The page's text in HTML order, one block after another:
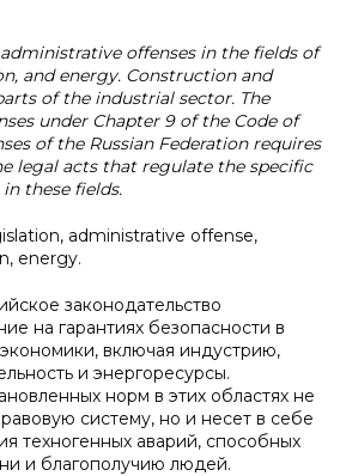
offenses in the fields of
and energy. Construction and
of the industrial sector. The
under Chapter 9 of the Code of
of the Russian Federation requires
legal acts that regulate the specific
these fields.
administrative offense,
energy.
законодательство
на гарантиях безопасности в
включая индустрию,
и энергоресурсы.
норм в этих областях не
систему, но и несет в себе
техногенных аварий, способных
и благополучию людей.